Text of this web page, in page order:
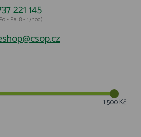
221 145
- Pá: 8 - 17hod)
1 500 Kč